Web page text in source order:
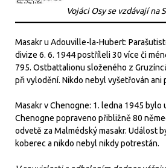
Vojáci Osy se vzdávají na
Masakr u Adouville-la-Hubert:
divize 6. 6. 1944 postříleli 30 více či
795. Ostbattalionu složeného z
při vylodění. Nikdo nebyl vyšetřován ani
Masakr v Chenogne: 1. ledna 1945 bylo
Chenogne popraveno přibližně 80
odvetě za Malmédský masakr. Událost
koberec a nikdo nebyl nikdy potrestán.